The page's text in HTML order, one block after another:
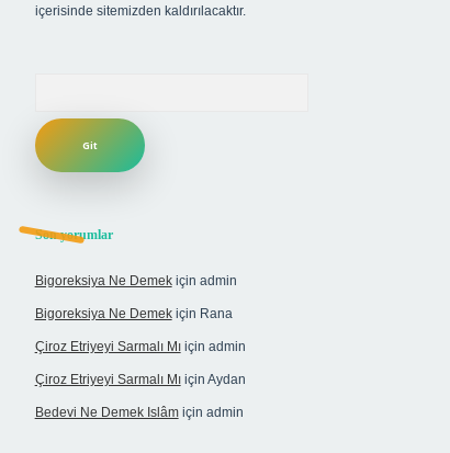
içerisinde sitemizden kaldırılacaktır.
Son yorumlar
Bigoreksiya Ne Demekiçin admin
Bigoreksiya Ne Demekiçin Rana
Çiroz Etriyeyi Sarmalı Mıiçin admin
Çiroz Etriyeyi Sarmalı Mıiçin Aydan
Bedevi Ne Demek Islâmiçin admin